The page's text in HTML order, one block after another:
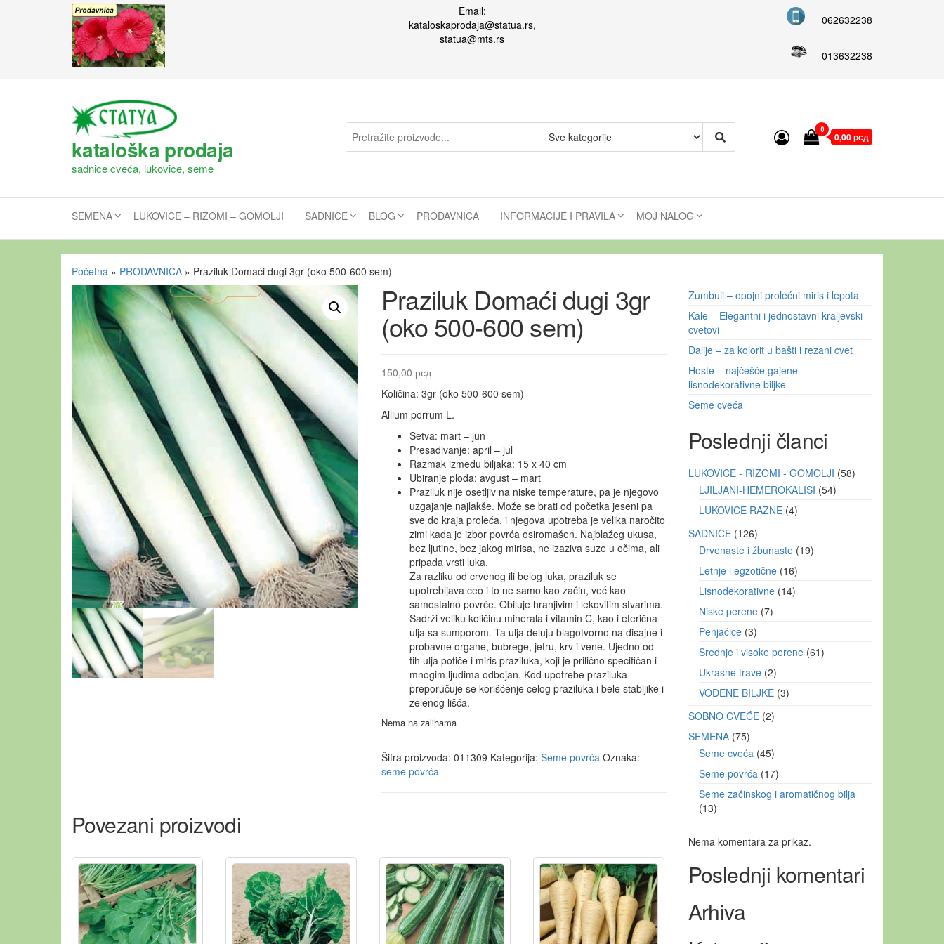
Email:
kataloskaprodaja@statua.rs,
statua@mts.rs
062632238
013632238
kataloška prodaja
sadnice cveća, lukovice, seme
0
0,00 рсд
SEMENA LUKOVICE – RIZOMI – GOMOLJI SADNICE BLOG PRODAVNICA INFORMACIJE I PRAVILA MOJ NALOG
Početna » PRODAVNICA » Praziluk Domaći dugi 3gr (oko 500-600 sem)
Praziluk Domaći dugi 3gr
(oko 500-600 sem)
150,00 рсд
Količina: 3gr (oko 500-600 sem)
Allium porrum L.
Setva: mart – jun
Presađivanje: april – jul
Razmak između biljaka: 15 x 40 cm
Ubiranje ploda: avgust – mart
Praziluk nije osetljiv na niske temperature, pa je njegovo
uzgajanje najlakše. Može se brati od početka jeseni pa
sve do kraja proleća, i njegova upotreba je velika naročito
zimi kada je izbor povrća osiromašen. Najblažeg ukusa,
bez ljutine, bez jakog mirisa, ne izaziva suze u očima, ali
pripada vrsti luka.
Za razliku od crvenog ili belog luka, praziluk se
upotrebljava ceo i to ne samo kao začin, već kao
samostalno povrće. Obiluje hranjivim i lekovitim stvarima.
Sadrži veliku količinu minerala i vitamin C, kao i eterična
ulja sa sumporom. Ta ulja deluju blagotvorno na disajne i
probavne organe, bubrege, jetru, krv i vene. Ujedno od
tih ulja potiče i miris praziluka, koji je prilično specifičan i
mnogim ljudima odbojan. Kod upotrebe praziluka
preporučuje se korišćenje celog praziluka i bele stabljike i
zelenog lišća.
Nema na zalihama
Šifra proizvoda: 011309 Kategorija: Seme povrća Oznaka:
seme povrća
Povezani proizvodi
Zumbuli – opojni prolećni miris i lepota
Kale – Elegantni i jednostavni kraljevski
cvetovi
Dalije – za kolorit u bašti i rezani cvet
Hoste – najčešće gajene
lisnodekorativne biljke
Seme cveća
Poslednji članci
LUKOVICE - RIZOMI - GOMOLJI 58
LJILJANI-HEMEROKALISI 54
LUKOVICE RAZNE 4
SADNICE 126
Drvenaste i žbunaste 19
Letnje i egzotične 16
Lisnodekorativne 14
Niske perene 7
Penjačice 3
Srednje i visoke perene 61
Ukrasne trave 2
VODENE BILJKE 3
SOBNO CVEĆE 2
SEMENA 75
Seme cveća 45
Seme povrća 17
Seme začinskog i aromatičnog bilja
13
Nema komentara za prikaz.
Poslednji komentari
Arhiva